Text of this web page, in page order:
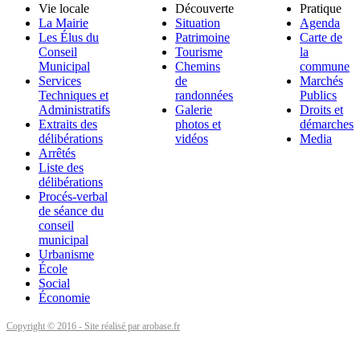
Vie locale
La Mairie
Les Élus du
Conseil
Municipal
Services
Techniques et
Administratifs
Extraits des
délibérations
Arrêtés
Liste des
délibérations
Procés-verbal
de séance du
conseil
municipal
Urbanisme
École
Social
Économie
Découverte
Situation
Patrimoine
Tourisme
Chemins
de
randonnées
Galerie
photos et
vidéos
Pratique
Agenda
Carte de
la
commune
Marchés
Publics
Droits et
démarches
Media
Copyright © 2016 - Site réalisé par arobase.fr